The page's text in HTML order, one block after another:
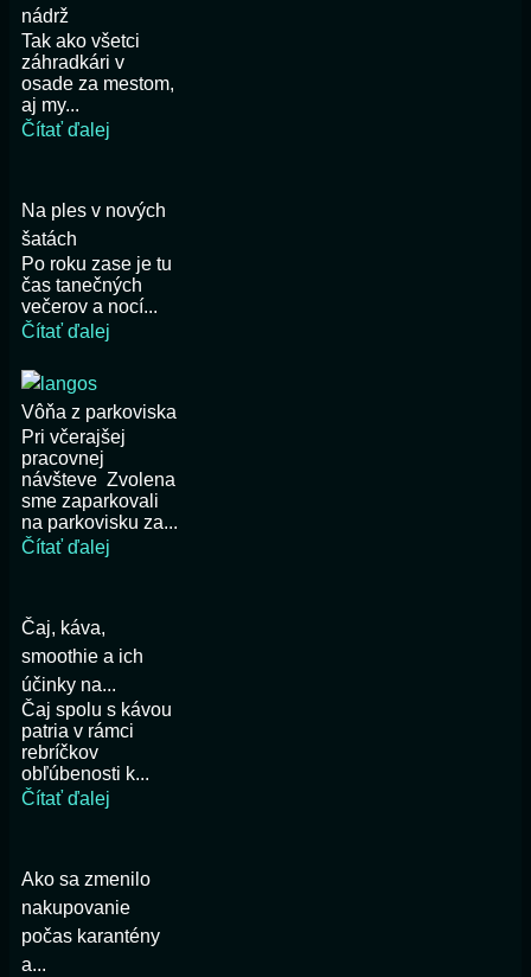
nádrž
Tak ako všetci
záhradkári v
osade za mestom,
aj my...
Čítať ďalej
Na ples v nových
šatách
Po roku zase je tu
čas tanečných
večerov a nocí...
Čítať ďalej
Vôňa z parkoviska
Pri včerajšej
pracovnej
návšteve Zvolena
sme zaparkovali
na parkovisku za...
Čítať ďalej
Čaj, káva,
smoothie a ich
účinky na...
Čaj spolu s kávou
patria v rámci
rebríčkov
obľúbenosti k...
Čítať ďalej
Ako sa zmenilo
nakupovanie
počas karantény
a...